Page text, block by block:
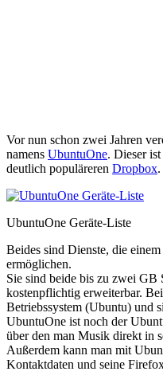
Vor nun schon zwei Jahren
namens UbuntuOne. Dieser
deutlich populäreren Dropbox.
UbuntuOne Geräte-Liste
Beides sind Dienste, die
ermöglichen.
Sie sind beide bis zu zwei GB
kostenpflichtig erweiterbar.
Betriebssystem (Ubuntu) und
UbuntuOne ist noch der
über den man Musik direkt in
Außerdem kann man mit
Kontaktdaten und seine